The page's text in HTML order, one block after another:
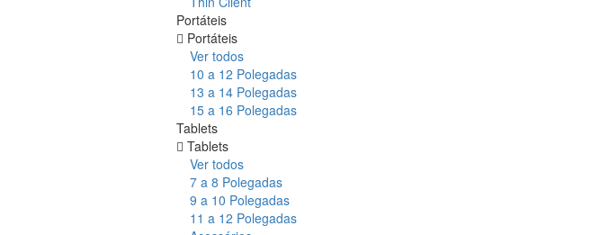
Portáteis
Portáteis
Ver todos
10 a 12 Polegadas
13 a 14 Polegadas
15 a 16 Polegadas
Tablets
Tablets
Ver todos
7 a 8 Polegadas
9 a 10 Polegadas
11 a 12 Polegadas